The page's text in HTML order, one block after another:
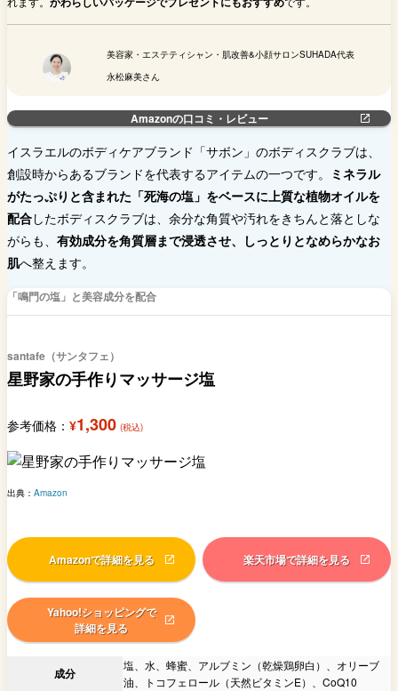
美容家・エステティシャン・肌改善&小顔サロンSUHADA代表
永松麻美さん
Amazonの口コミ・レビュー
イスラエルのボディケアブランド「サボン」のボディスクラブは、
創設時からあるブランドを代表するアイテムの一つです。
ミネラル
がたっぷりと含まれた「死海の塩」をベースに上質な植物オイルを
配合したボディスクラブは、余分な角質や汚れをきちんと落としな
がらも、 有効成分を角質層まで浸透させ、しっとりとなめらかなお
肌へ整えます。
「鳴門の塩」と美容成分を配合
santafe（サンタフェ）
星野家の手作りマッサージ塩
参考価格： ¥1,300 (税込)
出典： Amazon
Amazonで詳細を見る 楽天市場で詳細を見る
Yahoo!ショッピングで
詳細を見る
成分
塩、水、蜂蜜、アルブミン（乾燥鶏卵白）、オリーブ
油、トコフェロール（天然ビタミンE）、CoQ10